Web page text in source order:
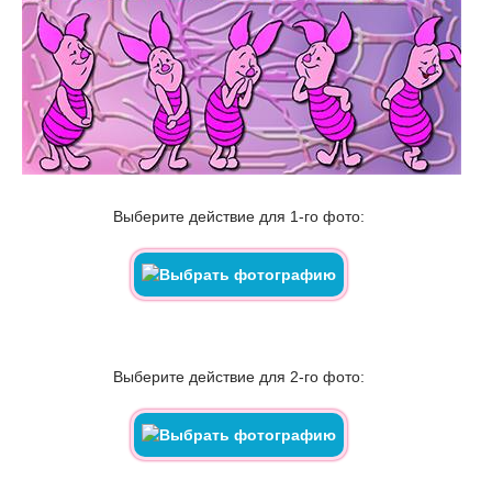
Выберите действие для 1-го фото:
Выберите действие для 2-го фото: